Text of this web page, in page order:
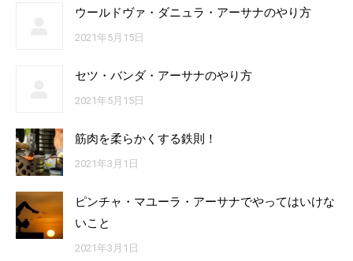
ウールドヴァ・ダニュラ・アーサナのやり方
2021年5月15日
セツ・バンダ・アーサナのやり方
2021年5月15日
筋肉を柔らかくする鉄則！
2021年3月1日
ピンチャ・マユーラ・アーサナでやってはいけな
いこと
2021年3月1日